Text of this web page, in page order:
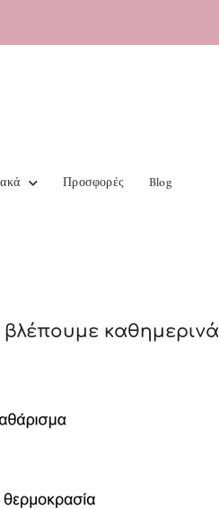
Προσφορές Blog
καθημερινά